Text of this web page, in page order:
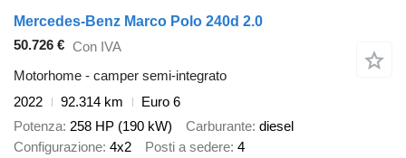
Mercedes-Benz Marco Polo 240d 2.0
50.726 € Con IVA
Motorhome - camper semi-integrato
2022
92.314 km
Euro 6
Potenza 258 HP (190 kW) Carburante diesel
Configurazione 4x2 Posti a sedere 4